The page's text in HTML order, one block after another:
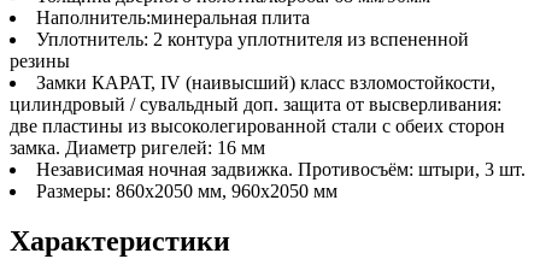
Наполнитель:минеральная плита
Уплотнитель: 2 контура уплотнителя из вспененной
резины
Замки КАРАТ, IV (наивысший) класс взломостойкости,
цилиндровый / сувальдный доп. защита от высверливания:
две пластины из высоколегированной стали с обеих сторон
замка. Диаметр ригелей: 16 мм
Независимая ночная задвижка. Противосъём: штыри, 3 шт.
Размеры: 860х2050 мм, 960х2050 мм
Характеристики